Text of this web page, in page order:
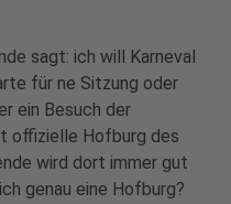
sagt: ich will Karneval
für ne Sitzung oder
ein Besuch der
offizielle Hofburg des
wird dort immer gut
genau eine Hofburg?